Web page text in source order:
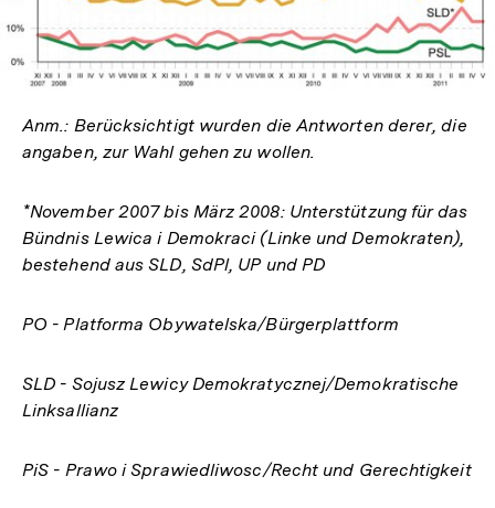
Anm.: Berücksichtigt wurden die Antworten derer, die
angaben, zur Wahl gehen zu wollen.
*November 2007 bis März 2008: Unterstützung für das
Bündnis Lewica i Demokraci (Linke und Demokraten),
bestehend aus SLD, SdPl, UP und PD
PO - Platforma Obywatelska/Bürgerplattform
SLD - Sojusz Lewicy Demokratycznej/Demokratische
Linksallianz
PiS - Prawo i Sprawiedliwosc/Recht und Gerechtigkeit